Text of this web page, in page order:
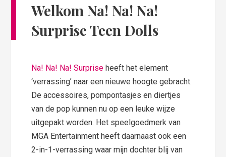
Welkom Na! Na! Na!
Surprise Teen Dolls
Na! Na! Na! Surprise heeft het element
‘verrassing’ naar een nieuwe hoogte gebracht.
De accessoires, pompontasjes en diertjes
van de pop kunnen nu op een leuke wijze
uitgepakt worden. Het speelgoedmerk van
MGA Entertainment heeft daarnaast ook een
2-in-1-verrassing waar mijn dochter blij van